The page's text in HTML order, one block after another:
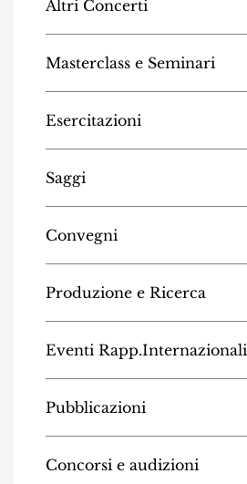
Altri Concerti
Masterclass e Seminari
Esercitazioni
Saggi
Convegni
Produzione e Ricerca
Eventi Rapp.Internazionali
Pubblicazioni
Concorsi e audizioni